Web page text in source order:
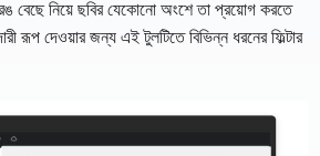
বেছে নিয়ে ছবির যেকোনো অংশে তা প্রয়োগ করতে
রূপ দেওয়ার জন্য এই টুলটিতে বিভিন্ন ধরনের ফিল্টার